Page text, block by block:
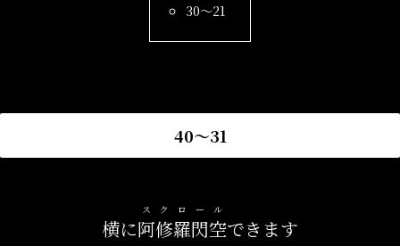
30〜21
40〜31
横に阿修羅閃空
スクロール
できます